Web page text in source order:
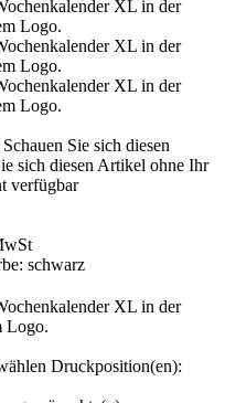
Schauen Sie sich diesen
sich diesen Artikel ohne Ihr
verfügbar
schwarz
Druckposition(en):